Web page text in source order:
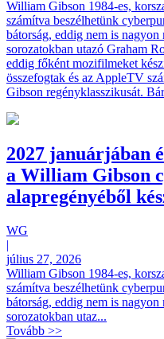
William Gibson 1984-es,
számítva beszélhetünk
bátorság, eddig nem is
sorozatokban utazó Graham
eddig főként mozifilmeket
összefogtak és az AppleTV
Gibson regényklasszikusát.
2027 januárjában
a William Gibson
alapregényéből
WG
|
július 27, 2026
William Gibson 1984-es,
számítva beszélhetünk
bátorság, eddig nem is
sorozatokban utaz...
Tovább >>